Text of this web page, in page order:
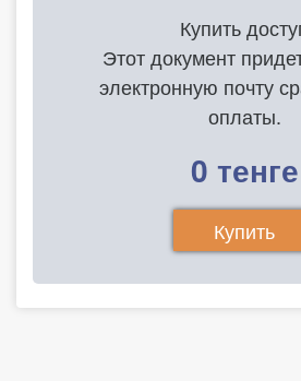
Купить
Этот документ
электронную почту
оплаты.
0 тенге
Купить